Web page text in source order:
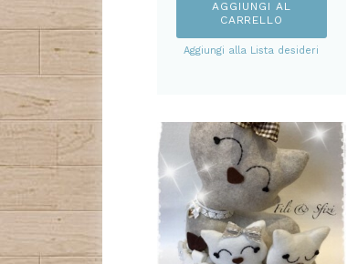
AGGIUNGI AL
CARRELLO
Aggiungi alla Lista desideri